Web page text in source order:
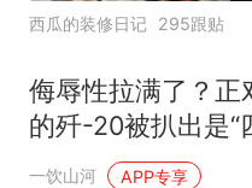
西瓜的装修日记 295跟贴
侮辱性拉满了？正
的歼-20被扒出是“
机”，这反差太扎心
一饮山河 APP专享